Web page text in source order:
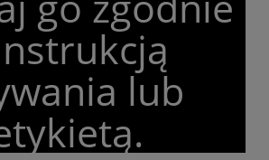
lub